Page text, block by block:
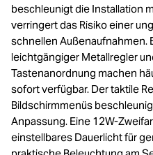
beschleunigt die Installation
verringert das Risiko einer
schnellen Außenaufnahmen.
leichtgängiger Metallregler
Tastenanordnung machen
sofort verfügbar. Der taktile
Bildschirmmenüs
Anpassung. Eine 12W-
einstellbares Dauerlicht für